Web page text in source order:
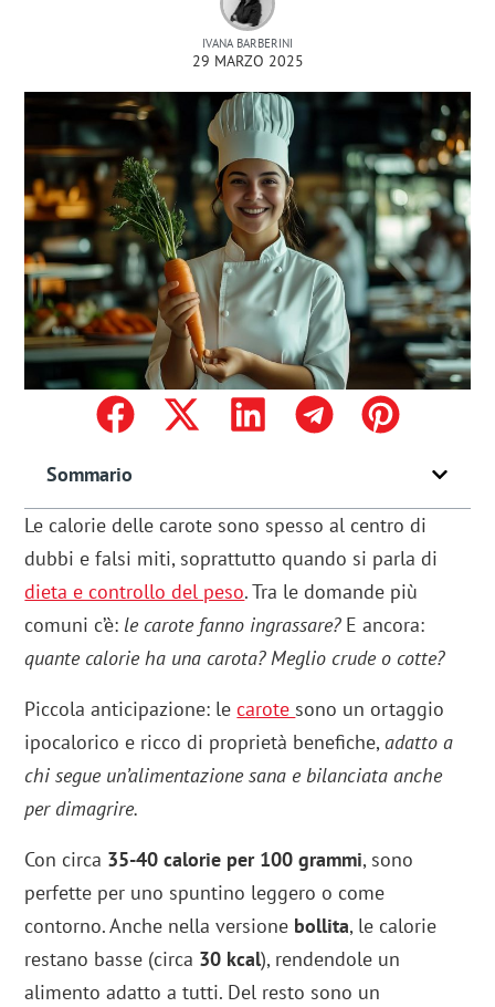
IVANA BARBERINI
29 MARZO 2025
Sommario
Le calorie delle carote sono spesso al centro di
dubbi e falsi miti, soprattutto quando si parla di
dieta e controllo del peso. Tra le domande più
comuni c’è: le carote fanno ingrassare?E ancora:
quante calorie ha una carota? Meglio crude o cotte?
Piccola anticipazione: lecarote sono un ortaggio
ipocalorico e ricco di proprietà benefiche,adatto a
chi segue un’alimentazione sana e bilanciata anche
per dimagrire.
Con circa 35-40 calorie per 100 grammi, sono
perfette per uno spuntino leggero o come
contorno. Anche nella versione bollita, le calorie
restano basse (circa 30 kcal), rendendole un
alimento adatto a tutti. Del resto sono un